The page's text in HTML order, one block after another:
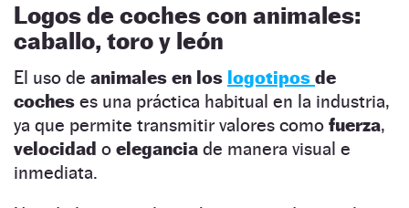
Logos de coches con animales:
caballo, toroy león
El uso de animales en los logotipos de
coches es una práctica habitual en la industria,
ya que permite transmitir valores como fuerza,
velocidad o elegancia de manera visual e
inmediata.